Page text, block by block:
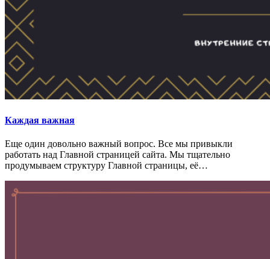
Каждая важная
Еще один довольно важный вопрос. Все мы привыкли
работать над Главной страницей сайта. Мы тщательно
продумываем структуру Главной страницы, её…